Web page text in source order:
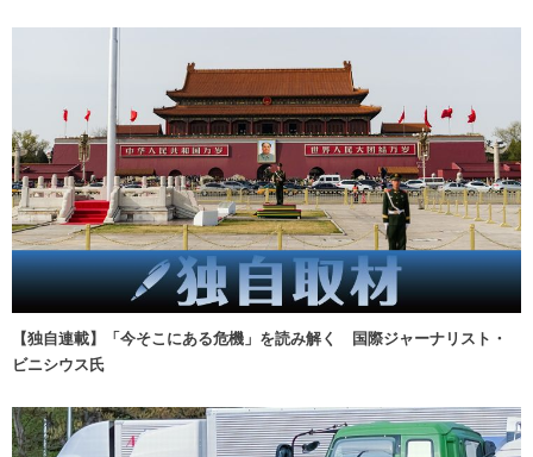
【独自連載】「今そこにある危機」を読み解く 国際ジャーナリスト・
ビニシウス氏